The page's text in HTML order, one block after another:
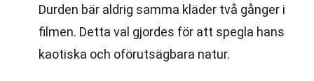
Durden bär aldrig samma kläder två gånger i
filmen. Detta val gjordes för att spegla hans
kaotiska och oförutsägbara natur.